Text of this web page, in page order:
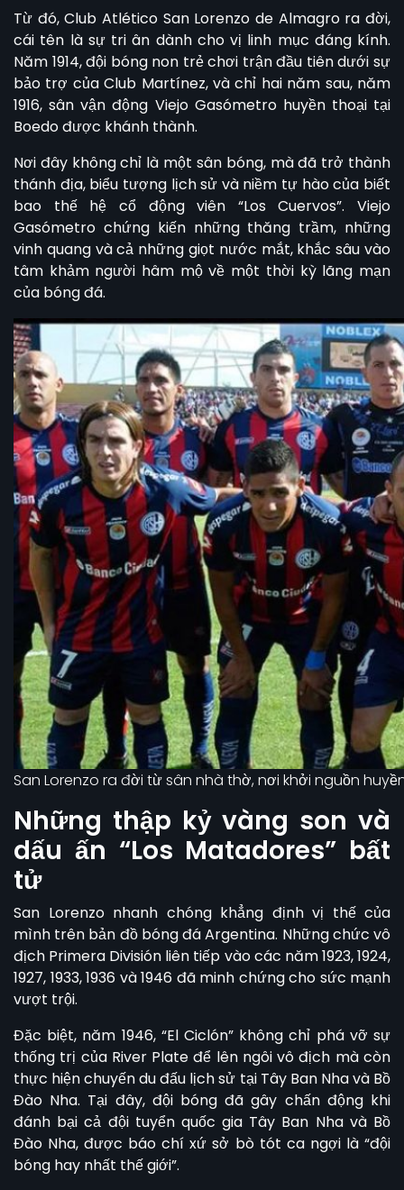
Từ đó, Club Atlético San Lorenzo de Almagro ra đời,
cái tên là sự tri ân dành cho vị linh mục đáng kính.
Năm 1914, đội bóng non trẻ chơi trận đầu tiên dưới sự
bảo trợ của Club Martínez, và chỉ hai năm sau, năm
1916, sân vận động Viejo Gasómetro huyền thoại tại
Boedo được khánh thành.
Nơi đây không chỉ là một sân bóng, mà đã trở thành
thánh địa, biểu tượng lịch sử và niềm tự hào của biết
bao thế hệ cổ động viên “Los Cuervos”. Viejo
Gasómetro chứng kiến những thăng trầm, những
vinh quang và cả những giọt nước mắt, khắc sâu vào
tâm khảm người hâm mộ về một thời kỳ lãng mạn
của bóng đá.
San Lorenzo ra đời từ sân nhà thờ, nơi khởi nguồn
Những thập kỷ vàng son và
dấu ấn “Los Matadores” bất
tử
San Lorenzonhanh chóng khẳng định vị thế của
mình trên bản đồ bóng đá Argentina. Những chức vô
địch Primera División liên tiếp vào các năm 1923, 1924,
1927, 1933, 1936 và 1946 đã minh chứng cho sức mạnh
vượt trội.
Đặc biệt, năm 1946, “El Ciclón” không chỉ phá vỡ sự
thống trị của River Plate để lên ngôi vô địch mà còn
thực hiện chuyến du đấu lịch sử tại Tây Ban Nha và Bồ
Đào Nha. Tại đây, đội bóng đã gây chấn động khi
đánh bại cả đội tuyển quốc gia Tây Ban Nha và Bồ
Đào Nha, được báo chí xứ sở bò tót ca ngợi là “đội
bóng hay nhất thế giới”.